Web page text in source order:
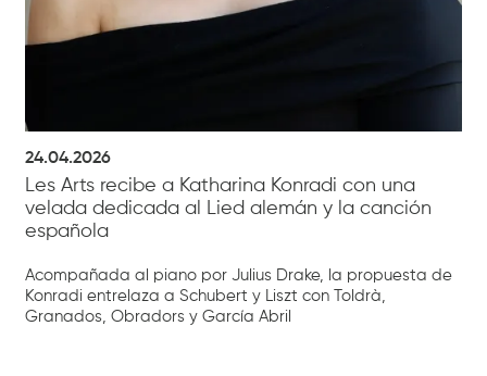
24.04.2026
Les Arts recibe a Katharina Konradi con una
velada dedicada al Lied alemán y la canción
española
Acompañada al piano por Julius Drake, la propuesta de
Konradi entrelaza a Schubert y Liszt con Toldrà,
Granados, Obradors y García Abril